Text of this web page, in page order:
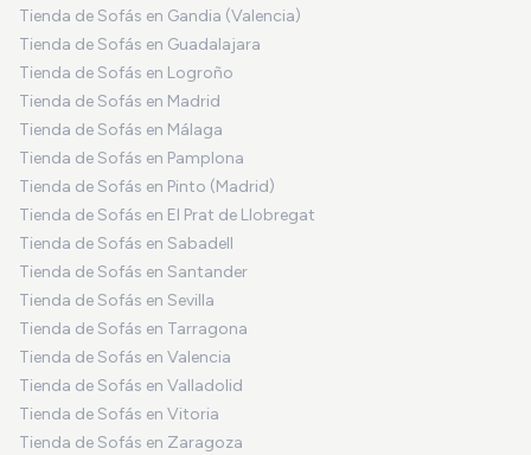
Tienda de Sofás en Gandia (Valencia)
Tienda de Sofás en Guadalajara
Tienda de Sofás en Logroño
Tienda de Sofás en Madrid
Tienda de Sofás en Málaga
Tienda de Sofás en Pamplona
Tienda de Sofás en Pinto (Madrid)
Tienda de Sofás en El Prat de Llobregat
Tienda de Sofás en Sabadell
Tienda de Sofás en Santander
Tienda de Sofás en Sevilla
Tienda de Sofás en Tarragona
Tienda de Sofás en Valencia
Tienda de Sofás en Valladolid
Tienda de Sofás en Vitoria
Tienda de Sofás en Zaragoza